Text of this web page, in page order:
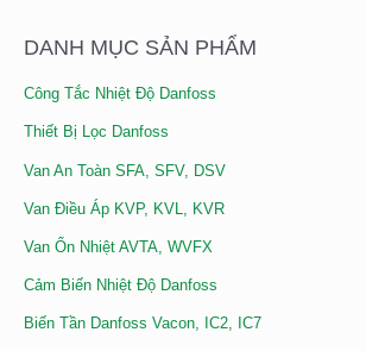
K
Ế
M
DANH MỤC SẢN PHẨM
Công Tắc Nhiệt Độ Danfoss
Thiết Bị Lọc Danfoss
Van An Toàn SFA, SFV, DSV
Van Điều Áp KVP, KVL, KVR
Van Ổn Nhiệt AVTA, WVFX
Cảm Biến Nhiệt Độ Danfoss
Biến Tần Danfoss Vacon, IC2, IC7